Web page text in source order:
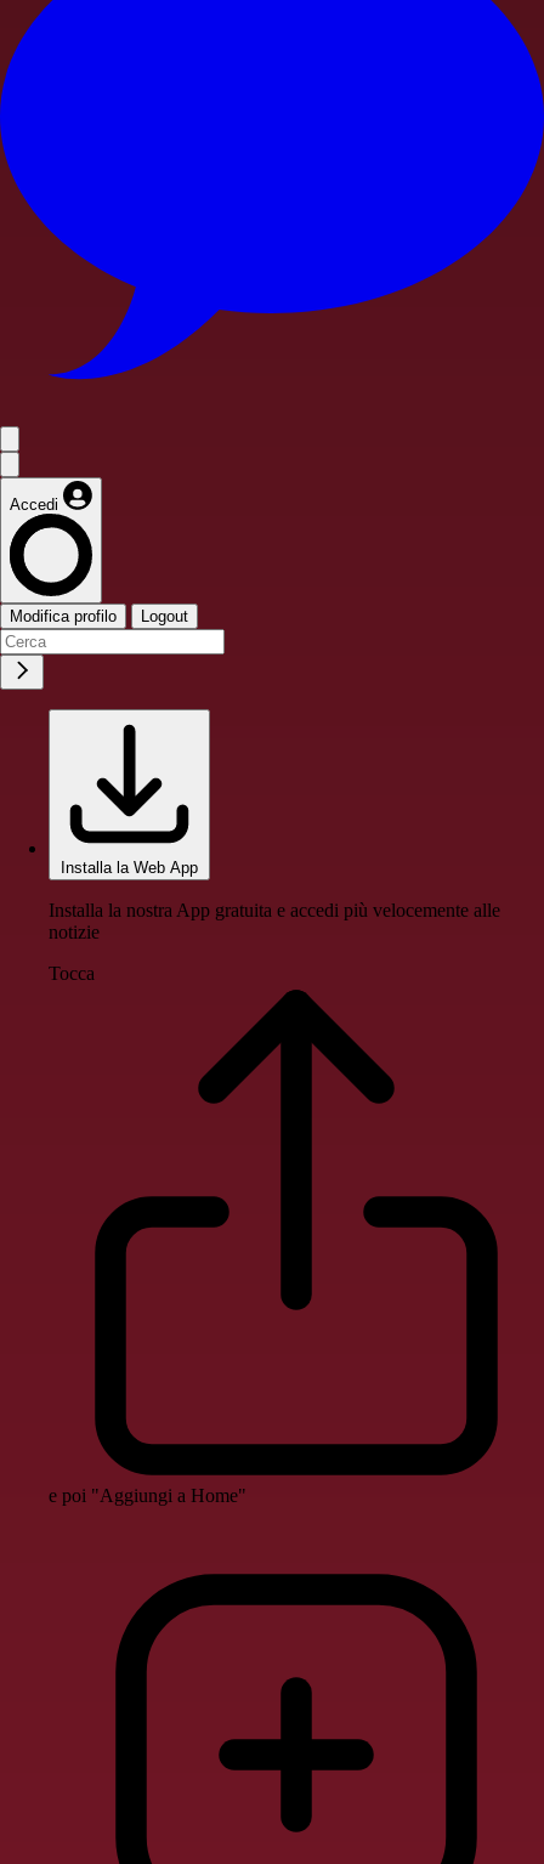
Accedi
Modifica profilo Logout
Installa la Web App
Installa la nostra App gratuita e accedi più velocemente alle
notizie
Tocca
e poi "Aggiungi a Home"